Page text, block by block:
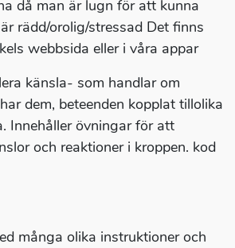
då man är lugn för att kunna
rädd/orolig/stressad Det finns
webbsida eller i våra appar
känsla- som handlar om
dem, beteenden kopplat tillolika
Innehåller övningar för att
och reaktioner i kroppen. kod
många olika instruktioner och